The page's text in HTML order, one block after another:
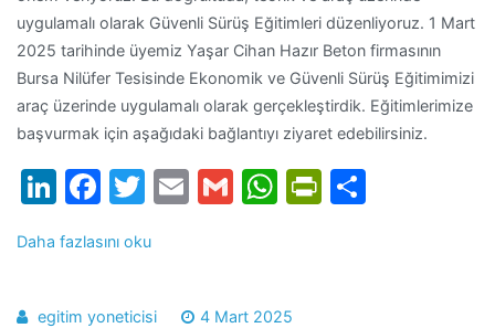
uygulamalı olarak Güvenli Sürüş Eğitimleri düzenliyoruz. 1 Mart
2025 tarihinde üyemiz Yaşar Cihan Hazır Beton firmasının
Bursa Nilüfer Tesisinde Ekonomik ve Güvenli Sürüş Eğitimimizi
araç üzerinde uygulamalı olarak gerçekleştirdik. Eğitimlerimize
başvurmak için aşağıdaki bağlantıyı ziyaret edebilirsiniz.
LinkedIn
Facebook
Twitter
EmailGmailWhatsApp
Daha fazlasını oku
egitim yoneticisi
4 Mart 2025